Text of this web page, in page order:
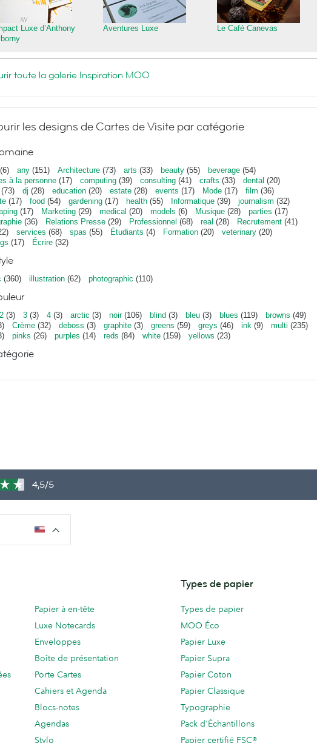
Luxe d’Anthony
Aventures Luxe Le Café Canevas
toute la galerie Inspiration MOO
les designs de Cartes de Visite par catégorie
(6) any (151) Architecture (73) arts (33) beauty (55) beverage (54)
à la personne (17) computing (39) consulting (41) crafts (33) dental (20)
(73) dj (28) education (20) estate (28) events (17) Mode (17) film (36)
(17) food (54) gardening (17) health (55) Informatique (39) journalism (32)
(17) Marketing (29) medical (20) models (6) Musique (28) parties (17)
(36) Relations Presse (29) Professionnel (68) real (28) Recrutement (41)
services (68) spas (55) Étudiants (4) Formation (20) veterinary (20)
(17) Écrire (32)
(360) illustration (62) photographic (110)
2 (3) 3 (3) 4 (3) arctic (3) noir(106) blind (3) bleu (3) blues (119) browns (49)
Crème (32) deboss (3) graphite (3) greens (59) greys (46) ink (9) multi (235)
pinks (26) purples (14) reds (84) white (159) yellows (23)
4,5/5
Papier à en-tête
Luxe Notecards
Enveloppes
Boîte de présentation
Porte Cartes
Cahiers et Agenda
Blocs-notes
Agendas
Stylo
Types de papier
Types de papier
MOO Éco
Papier Luxe
Papier Supra
Papier Coton
Papier Classique
Typographie
Pack d'Échantillons
Papier certifié FSC®